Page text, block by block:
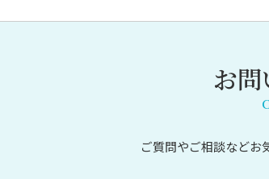
お
ご質問やご相談などお